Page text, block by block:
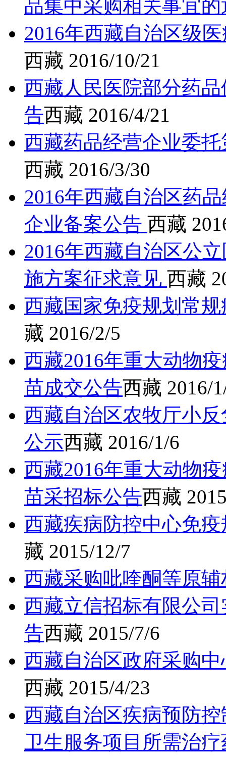
品集中采购相关事宜
2016年西藏自治区级
西藏 2016/10/21
西藏人民医院部分药
告西藏 2016/4/21
西藏药品经营企业委
西藏 2016/3/30
2016年西藏自治区药
企业备案公告 西藏
2016年西藏自治区公
施方案征求意见 西藏
西藏国家免疫规划常
藏 2016/2/5
西藏2016年重大动物
苗成交公告西藏 2016/
西藏自治区农牧厅小
公示西藏 2016/1/6
西藏2016年重大动物
苗采招标公告西藏
西藏疾病防控中心免
藏 2015/12/7
西藏采购吡喹酮等原
西藏立信招标有限公
告西藏 2015/7/6
西藏自治区政府采购
西藏 2015/4/23
西藏自治区疾病预防
卫生服务项目所需治